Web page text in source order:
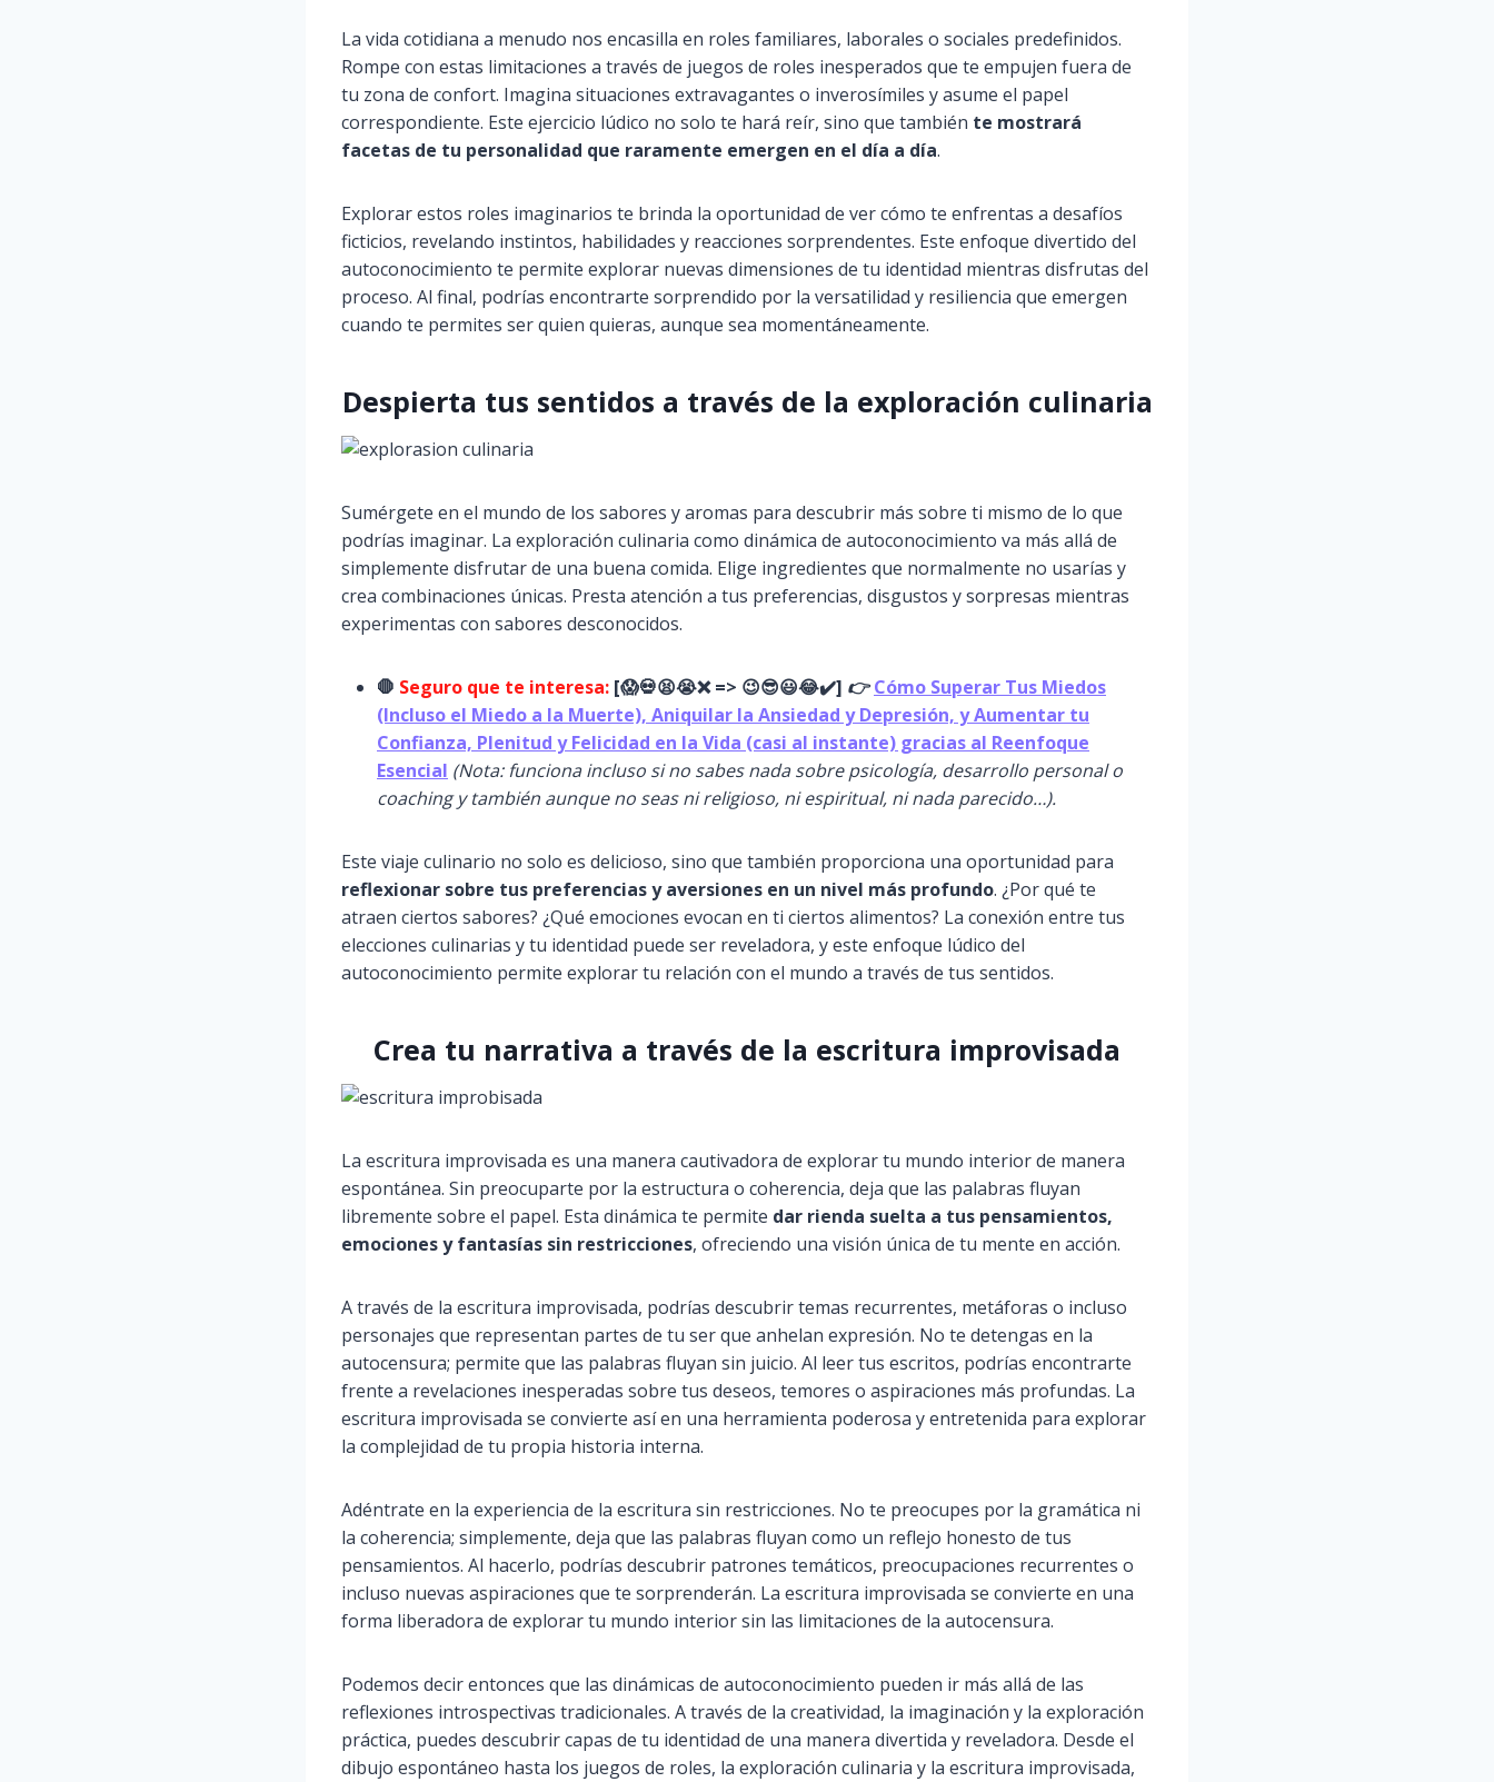
La vida cotidiana a menudo nos encasilla en roles familiares, laborales o sociales predefinidos.
Rompe con estas limitaciones a través de juegos de roles inesperados que te empujen fuera de
tu zona de confort. Imagina situaciones extravagantes o inverosímiles y asume el papel
correspondiente. Este ejercicio lúdico no solo te hará reír, sino que también te mostrará
facetas de tu personalidad que raramente emergen en el día a día.
Explorar estos roles imaginarios te brinda la oportunidad de ver cómo te enfrentas a desafíos
ficticios, revelando instintos, habilidades y reacciones sorprendentes. Este enfoque divertido del
autoconocimiento te permite explorar nuevas dimensiones de tu identidad mientras disfrutas del
proceso. Al final, podrías encontrarte sorprendido por la versatilidad y resiliencia que emergen
cuando te permites ser quien quieras, aunque sea momentáneamente.
Despierta tus sentidos a través de la exploración culinaria
Sumérgete en el mundo de los sabores y aromas para descubrir más sobre ti mismo de lo que
podrías imaginar. La exploración culinaria como dinámica de autoconocimiento va más allá de
simplemente disfrutar de una buena comida. Elige ingredientes que normalmente no usarías y
crea combinaciones únicas. Presta atención a tus preferencias, disgustos y sorpresas mientras
experimentas con sabores desconocidos.
🛑 Seguro que te interesa: [😱💀😫😭❌ => 😉😎😃😂✔️] 👉 Cómo Superar Tus Miedos
(Incluso el Miedo a la Muerte), Aniquilar la Ansiedad y Depresión, y Aumentar tu
Confianza, Plenitud y Felicidad en la Vida (casi al instante) gracias al Reenfoque
Esencial (Nota: funciona incluso si no sabes nada sobre psicología, desarrollo personal o
coaching y también aunque no seas ni religioso, ni espiritual, ni nada parecido…).
Este viaje culinario no solo es delicioso, sino que también proporciona una oportunidad para
reflexionar sobre tus preferencias y aversiones en un nivel más profundo. ¿Por qué te
atraen ciertos sabores? ¿Qué emociones evocan en ti ciertos alimentos? La conexión entre tus
elecciones culinarias y tu identidad puede ser reveladora, y este enfoque lúdico del
autoconocimiento permite explorar tu relación con el mundo a través de tus sentidos.
Crea tu narrativa a través de la escritura improvisada
La escritura improvisada es una manera cautivadora de explorar tu mundo interior de manera
espontánea. Sin preocuparte por la estructura o coherencia, deja que las palabras fluyan
libremente sobre el papel. Esta dinámica te permite dar rienda suelta a tus pensamientos,
emociones y fantasías sin restricciones, ofreciendo una visión única de tu mente en acción.
A través de la escritura improvisada, podrías descubrir temas recurrentes, metáforas o incluso
personajes que representan partes de tu ser que anhelan expresión. No te detengas en la
autocensura; permite que las palabras fluyan sin juicio. Al leer tus escritos, podrías encontrarte
frente a revelaciones inesperadas sobre tus deseos, temores o aspiraciones más profundas. La
escritura improvisada se convierte así en una herramienta poderosa y entretenida para explorar
la complejidad de tu propia historia interna.
Adéntrate en la experiencia de la escritura sin restricciones. No te preocupes por la gramática ni
la coherencia; simplemente, deja que las palabras fluyan como un reflejo honesto de tus
pensamientos. Al hacerlo, podrías descubrir patrones temáticos, preocupaciones recurrentes o
incluso nuevas aspiraciones que te sorprenderán. La escritura improvisada se convierte en una
forma liberadora de explorar tu mundo interior sin las limitaciones de la autocensura.
Podemos decir entonces que las dinámicas de autoconocimiento pueden ir más allá de las
reflexiones introspectivas tradicionales. A través de la creatividad, la imaginación y la exploración
práctica, puedes descubrir capas de tu identidad de una manera divertida y reveladora. Desde el
dibujo espontáneo hasta los juegos de roles, la exploración culinaria y la escritura improvisada,